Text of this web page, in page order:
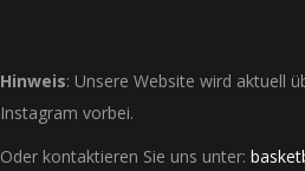
Hinweis: Unsere Website wird aktuell
Instagram vorbei.
Oder kontaktieren Sie uns unter: